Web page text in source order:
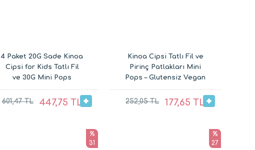
4 Paket 20G Sade Kinoa
Cipsi for Kids Tatlı Fil
ve 30G Mini Pops
Karabuğday Patlakları
601,47 TL 447,75 TL
Kinoa Cipsi Tatlı Fil ve
Pirinç Patlakları Mini
Pops – Glutensiz Vegan
Çocuk Atıştırmalıkları
(20G ve 30G)
252,05 TL 177,65 TL
%
31
%
27